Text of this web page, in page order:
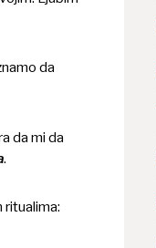
da
da mi da
.